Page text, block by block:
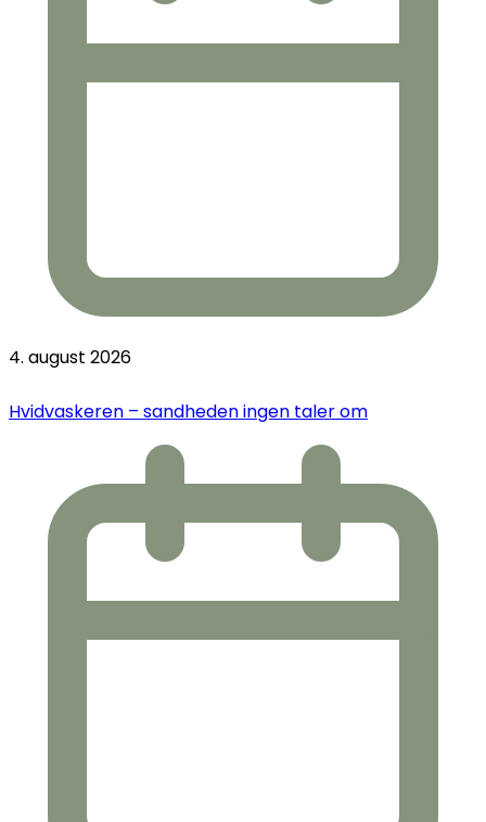
4. august 2026
Hvidvaskeren – sandheden ingen taler om